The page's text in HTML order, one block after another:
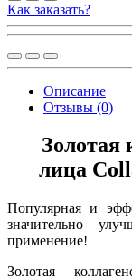
Как заказать?
Описание
Отзывы (0)
Золотая
лица
Популярная и
значительно
применение!
Золотая